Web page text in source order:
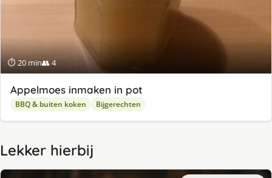
⏱ 20 min👥 4
Appelmoes inmaken in pot
BBQ & buiten koken Bijgerechten
Lekker hierbij